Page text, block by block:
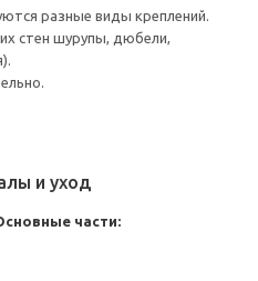
разные виды креплений.
стен шурупы, дюбели,
и уход
части: